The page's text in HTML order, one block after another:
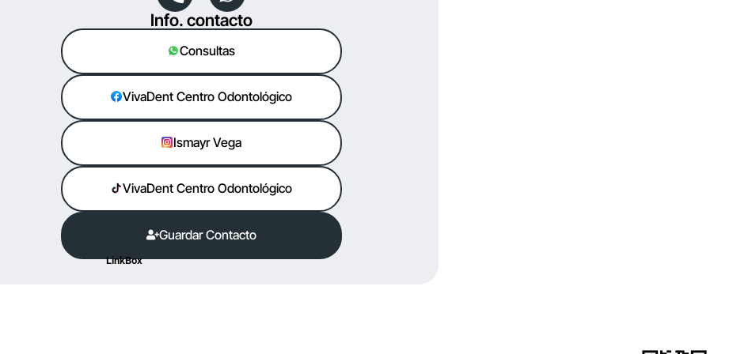
Info. contacto
Consultas
VivaDent Centro Odontológico
Ismayr Vega
VivaDent Centro Odontológico
Guardar Contacto
LinkBox